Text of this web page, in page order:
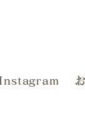
Instagram